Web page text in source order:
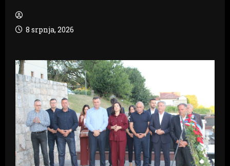
8 srpnja, 2026